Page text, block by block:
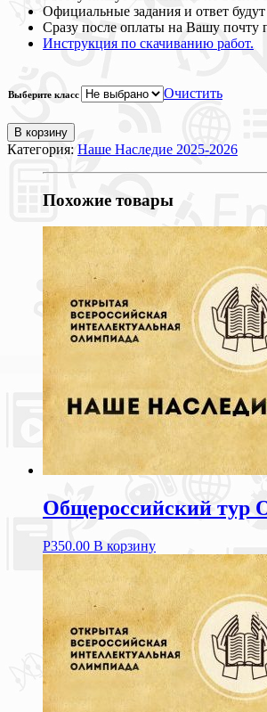
Официальные задания и ответ
Сразу после оплаты на Вашу почту
Инструкция по скачиванию работ.
Выберите класс Очистить
В корзину
Категория: Наше Наследие 2025-2026
Похожие товары
Общероссийский тур
Р350.00 В корзину